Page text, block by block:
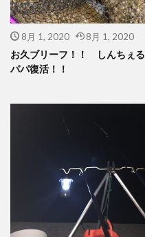
8月 1, 2020 8月 1, 2020
お久ブリーフ！！ しんちぇる
パパ復活！！